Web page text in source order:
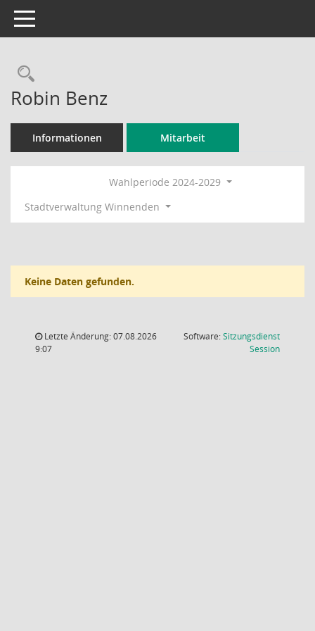
Toggle navigation
Rechercheauswahl
Robin Benz
Informationen Mitarbeit
Wahlperiode 2024-2029
Stadtverwaltung Winnenden
Keine Daten gefunden.
Letzte Änderung: 07.08.2026
9:07
Software:Sitzungsdienst
Session(Wird in